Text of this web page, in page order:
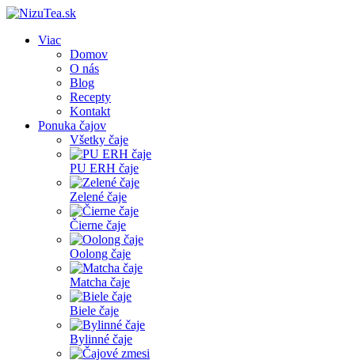
Viac
Domov
O nás
Blog
Recepty
Kontakt
Ponuka čajov
Všetky čaje
PU ERH čaje
Zelené čaje
Čierne čaje
Oolong čaje
Matcha čaje
Biele čaje
Bylinné čaje